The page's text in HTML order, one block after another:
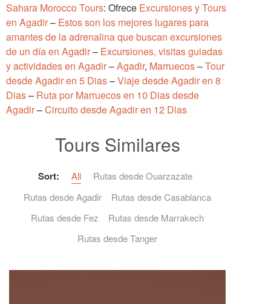
Sahara Morocco Tours: Ofrece Excursiones y Tours
en Agadir– Estos son los mejores lugares para
amantes de la adrenalina que buscan excursiones
de un día en Agadir– Excursiones, visitas guiadas
y actividades en Agadir–Agadir, Marruecos–Tour
desde Agadir en 5 Dias–Viaje desde Agadir en 8
Dias– Ruta por Marruecos en 10 Dias desde
Agadir–Circuito desde Agadir en 12 Dias
Tours Similares
Sort: All
Rutas desde Ouarzazate
Rutas desde Agadir
Rutas desde Casablanca
Rutas desde Fez
Rutas desde Marrakech
Rutas desde Tanger